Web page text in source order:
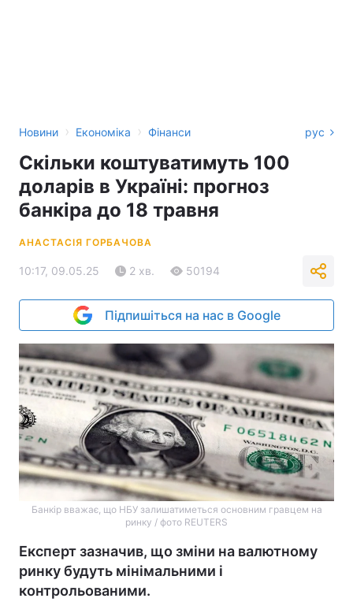
Новини › Економіка › Фінанси рус
Скільки коштуватимуть 100
доларів в Україні: прогноз
банкіра до 18 травня
АНАСТАСІЯ ГОРБАЧОВА
10:17, 09.05.25 2 хв. 50194
Підпишіться на нас в Google
Банкір вважає, що НБУ залишатиметься основним гравцем на
ринку / фото REUTERS
Експерт зазначив, що зміни на валютному
ринку будуть мінімальними і
контрольованими.